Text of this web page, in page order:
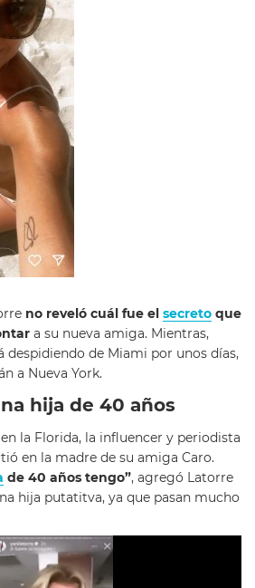
no reveló cuál fue el secreto que
a su nueva amiga. Mientras,
despidiendo de Miami por unos días,
a Nueva York.
hija de 40 años
la Florida, la influencer y periodista
en la madre de su amiga Caro.
de 40 años tengo”, agregó Latorre
hija putatitva, ya que pasan mucho